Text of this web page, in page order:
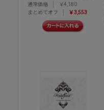
通常価格
￥4,180
まとめてオフ
￥3,553